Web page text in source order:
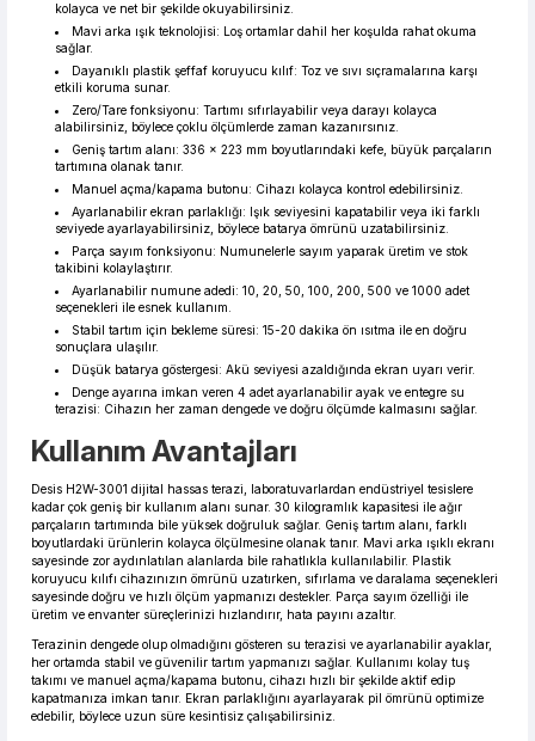
kolayca ve net bir şekilde okuyabilirsiniz.
Mavi arka ışık teknolojisi: Loş ortamlar dahil her koşulda rahat okuma
sağlar.
Dayanıklı plastik şeffaf koruyucu kılıf: Toz ve sıvı sıçramalarına karşı
etkili koruma sunar.
Zero/Tare fonksiyonu: Tartımı sıfırlayabilir veya darayı kolayca
alabilirsiniz, böylece çoklu ölçümlerde zaman kazanırsınız.
Geniş tartım alanı: 336 x 223 mm boyutlarındaki kefe, büyük parçaların
tartımına olanak tanır.
Manuel açma/kapama butonu: Cihazı kolayca kontrol edebilirsiniz.
Ayarlanabilir ekran parlaklığı: Işık seviyesini kapatabilir veya iki farklı
seviyede ayarlayabilirsiniz, böylece batarya ömrünü uzatabilirsiniz.
Parça sayım fonksiyonu: Numunelerle sayım yaparak üretim ve stok
takibini kolaylaştırır.
Ayarlanabilir numune adedi: 10, 20, 50, 100, 200, 500 ve 1000 adet
seçenekleri ile esnek kullanım.
Stabil tartım için bekleme süresi: 15-20 dakika ön ısıtma ile en doğru
sonuçlara ulaşılır.
Düşük batarya göstergesi: Akü seviyesi azaldığında ekran uyarı verir.
Denge ayarına imkan veren 4 adet ayarlanabilir ayak ve entegre su
terazisi: Cihazın her zaman dengede ve doğru ölçümde kalmasını sağlar.
Kullanım Avantajları
Desis H2W-3001 dijital hassas terazi, laboratuvarlardan endüstriyel tesislere
kadar çok geniş bir kullanım alanı sunar. 30 kilogramlık kapasitesi ile ağır
parçaların tartımında bile yüksek doğruluk sağlar. Geniş tartım alanı, farklı
boyutlardaki ürünlerin kolayca ölçülmesine olanak tanır. Mavi arka ışıklı ekranı
sayesinde zor aydınlatılan alanlarda bile rahatlıkla kullanılabilir. Plastik
koruyucu kılıfı cihazınızın ömrünü uzatırken, sıfırlama ve daralama seçenekleri
sayesinde doğru ve hızlı ölçüm yapmanızı destekler. Parça sayım özelliği ile
üretim ve envanter süreçlerinizi hızlandırır, hata payını azaltır.
Terazinin dengede olup olmadığını gösteren su terazisi ve ayarlanabilir ayaklar,
her ortamda stabil ve güvenilir tartım yapmanızı sağlar. Kullanımı kolay tuş
takımı ve manuel açma/kapama butonu, cihazı hızlı bir şekilde aktif edip
kapatmanıza imkan tanır. Ekran parlaklığını ayarlayarak pil ömrünü optimize
edebilir, böylece uzun süre kesintisiz çalışabilirsiniz.